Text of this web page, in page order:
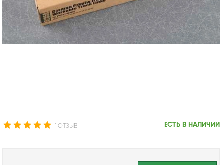
1 ОТЗЫВ ЕСТЬ В НАЛИЧИИ